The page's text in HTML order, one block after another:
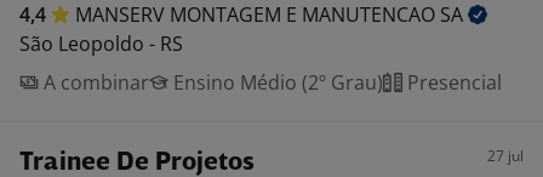
4,4 MANSERV MONTAGEM E MANUTENCAO SA
São Leopoldo - RS
A combinar
Ensino Médio (2º Grau) Presencial
Trainee De Projetos 27 jul